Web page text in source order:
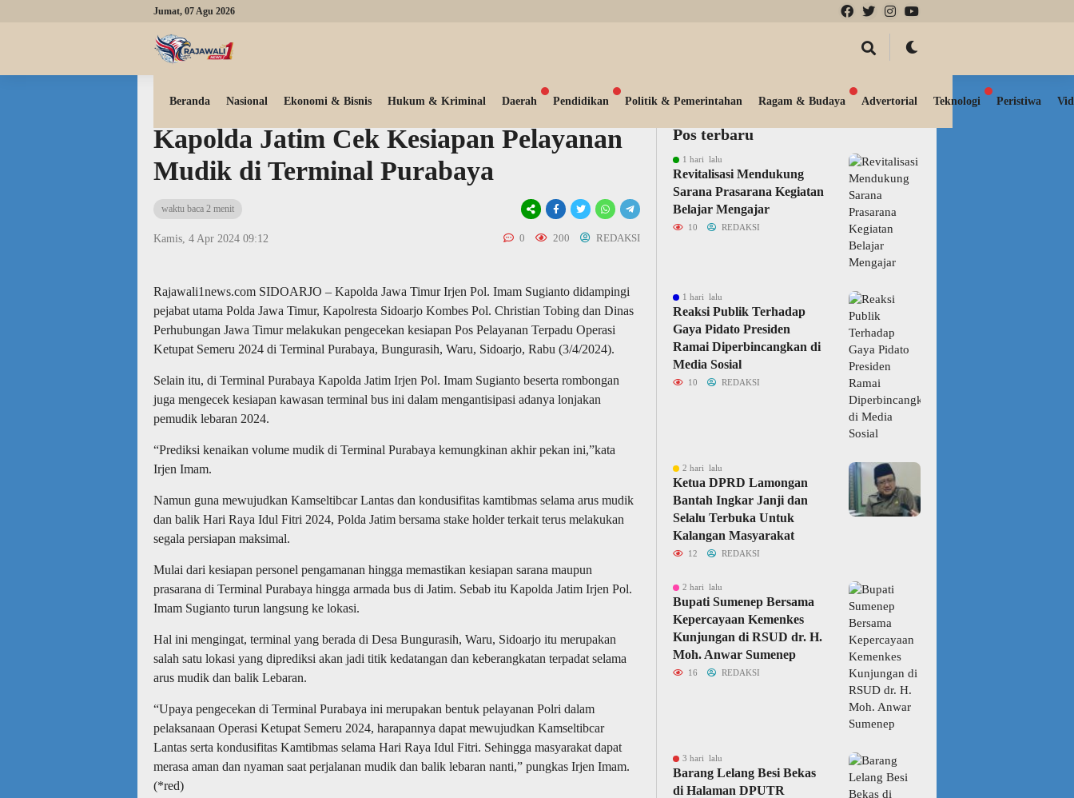
Jumat, 07 Agu 2026
Beranda Nasional Ekonomi & Bisnis Hukum & Kriminal Daerah Pendidikan Politik & Pemerintahan Ragam & Budaya Advertorial Teknologi Peristiwa
Kapolda Jatim Cek Kesiapan Pelayanan
Mudik di Terminal Purabaya
waktu baca 2 menit
Kamis, 4 Apr 2024 09:12 0 200 REDAKSI
Rajawali1news.com SIDOARJO – Kapolda Jawa Timur Irjen Pol. Imam Sugianto didampingi
pejabat utama Polda Jawa Timur, Kapolresta Sidoarjo Kombes Pol. Christian Tobing dan Dinas
Perhubungan Jawa Timur melakukan pengecekan kesiapan Pos Pelayanan Terpadu Operasi
Ketupat Semeru 2024 di Terminal Purabaya, Bungurasih, Waru, Sidoarjo, Rabu (3/4/2024).
Selain itu, di Terminal Purabaya Kapolda Jatim Irjen Pol. Imam Sugianto beserta rombongan
juga mengecek kesiapan kawasan terminal bus ini dalam mengantisipasi adanya lonjakan
pemudik lebaran 2024.
“Prediksi kenaikan volume mudik di Terminal Purabaya kemungkinan akhir pekan ini,”kata
Irjen Imam.
Namun guna mewujudkan Kamseltibcar Lantas dan kondusifitas kamtibmas selama arus mudik
dan balik Hari Raya Idul Fitri 2024, Polda Jatim bersama stake holder terkait terus melakukan
segala persiapan maksimal.
Mulai dari kesiapan personel pengamanan hingga memastikan kesiapan sarana maupun
prasarana di Terminal Purabaya hingga armada bus di Jatim. Sebab itu Kapolda Jatim Irjen Pol.
Imam Sugianto turun langsung ke lokasi.
Hal ini mengingat, terminal yang berada di Desa Bungurasih, Waru, Sidoarjo itu merupakan
salah satu lokasi yang diprediksi akan jadi titik kedatangan dan keberangkatan terpadat selama
arus mudik dan balik Lebaran.
“Upaya pengecekan di Terminal Purabaya ini merupakan bentuk pelayanan Polri dalam
pelaksanaan Operasi Ketupat Semeru 2024, harapannya dapat mewujudkan Kamseltibcar
Lantas serta kondusifitas Kamtibmas selama Hari Raya Idul Fitri. Sehingga masyarakat dapat
merasa aman dan nyaman saat perjalanan mudik dan balik lebaran nanti,” pungkas Irjen Imam.
(*red)
Pos terbaru
1 hari lalu
Revitalisasi Mendukung
Sarana Prasarana Kegiatan
Belajar Mengajar
10 REDAKSI
1 hari lalu
Reaksi Publik Terhadap
Gaya Pidato Presiden
Ramai Diperbincangkan di
Media Sosial
10 REDAKSI
2 hari lalu
Ketua DPRD Lamongan
Bantah Ingkar Janji dan
Selalu Terbuka Untuk
Kalangan Masyarakat
12 REDAKSI
2 hari lalu
Bupati Sumenep Bersama
Kepercayaan Kemenkes
Kunjungan di RSUD dr. H.
Moh. Anwar Sumenep
16 REDAKSI
3 hari lalu
Barang Lelang Besi Bekas
di Halaman DPUTR